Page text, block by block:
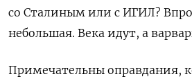
со Сталиным или с ИГИЛ?
небольшая. Века идут, а
Примечательны оправдания,